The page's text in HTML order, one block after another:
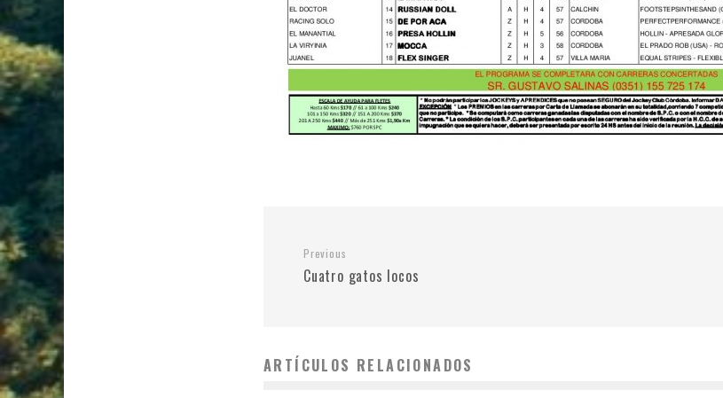
Previous
Cuatro gatos locos
ARTÍCULOS RELACIONADOS